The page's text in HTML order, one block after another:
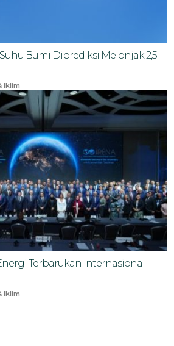
Bumi Diprediksi Melonjak 2,5
Iklim
Terbarukan Internasional
Iklim